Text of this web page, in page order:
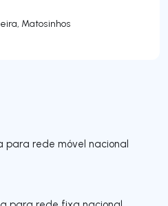
para rede móvel nacional
, Matosinhos